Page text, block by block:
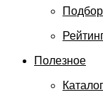
Полезное